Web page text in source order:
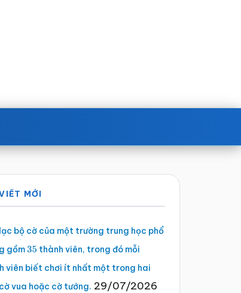
MỚI
bộ cờ của một trường trung học phổ
gồm35 thành viên, trong đó mỗi
viên biết chơi ít nhất một trong hai
vua hoặc cờ tướng. 29/07/2026